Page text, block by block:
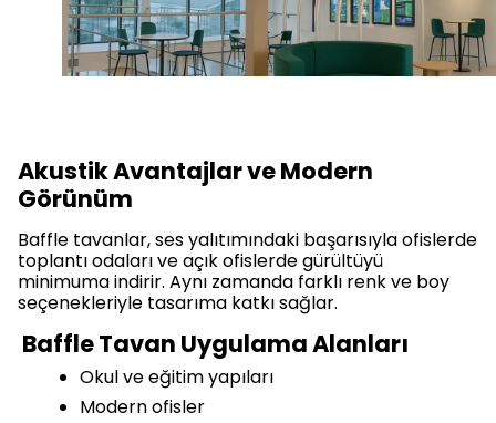
Akustik Avantajlar ve Modern
Görünüm
Baffle tavanlar, ses yalıtımındaki başarısıyla ofislerde
toplantı odaları ve açık ofislerde gürültüyü
minimuma indirir. Aynı zamanda farklı renk ve boy
seçenekleriyle tasarıma katkı sağlar.
Baffle Tavan Uygulama Alanları
Okul ve eğitim yapıları
Modern ofisler